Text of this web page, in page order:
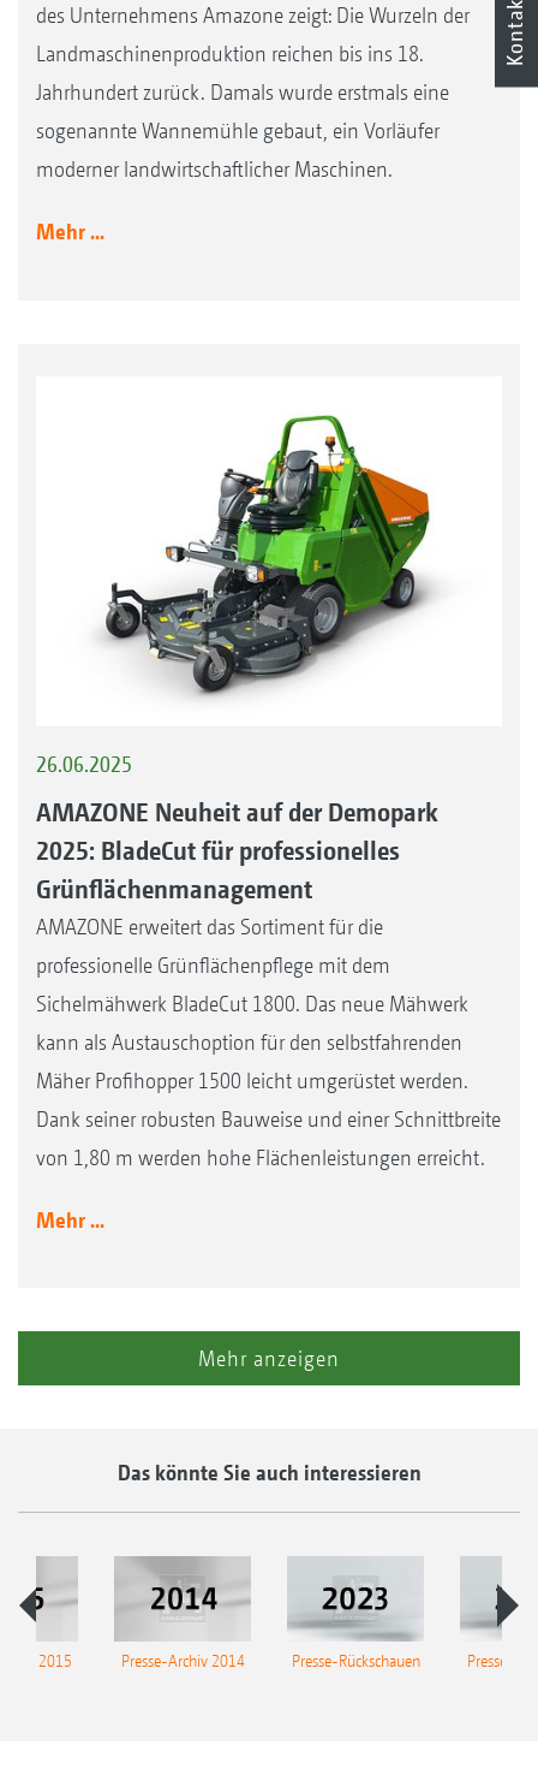
des Unternehmens Amazone zeigt: Die Wurzeln der
Landmaschinenproduktion reichen bis ins 18.
Jahrhundert zurück. Damals wurde erstmals eine
sogenannte Wannemühle gebaut, ein Vorläufer
moderner landwirtschaftlicher Maschinen.
Mehr ...
26.06.2025
AMAZONE Neuheit auf der Demopark
2025: BladeCut für professionelles
Grünflächenmanagement
AMAZONE erweitert das Sortiment für die
professionelle Grünflächenpflege mit dem
Sichelmähwerk BladeCut 1800. Das neue Mähwerk
kann als Austauschoption für den selbstfahrenden
Mäher Profihopper 1500 leicht umgerüstet werden.
Dank seiner robusten Bauweise und einer Schnittbreite
von 1,80 m werden hohe Flächenleistungen erreicht.
Mehr ...
Mehr anzeigen
Das könnte Sie auch interessieren
2015 Presse-Archiv 2014 Presse-Rückschauen Presse-
Kontakt